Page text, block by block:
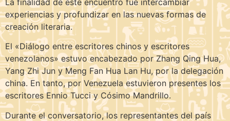
La finalidad de este encuentro fue intercambiar
experiencias y profundizar en las nuevas formas de
creación literaria.
El «Diálogo entre escritores chinos y escritores
venezolanos» estuvo encabezado por Zhang Qing Hua,
Yang Zhi Jun y Meng Fan Hua Lan Hu, por la delegación
china. En tanto, por Venezuela estuvieron presentes los
escritores Ennio Tucci y Cósimo Mandrillo.
Durante el conversatorio, los representantes del país